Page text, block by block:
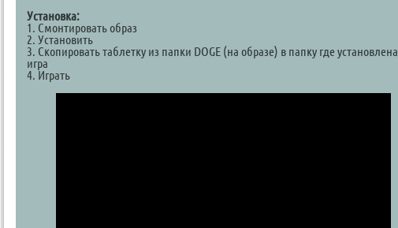
Установка:
1. Смонтировать образ
2. Установить
3. Скопировать таблетку из папки DOGE (на образе) в папку где установлена
игра
4. Играть